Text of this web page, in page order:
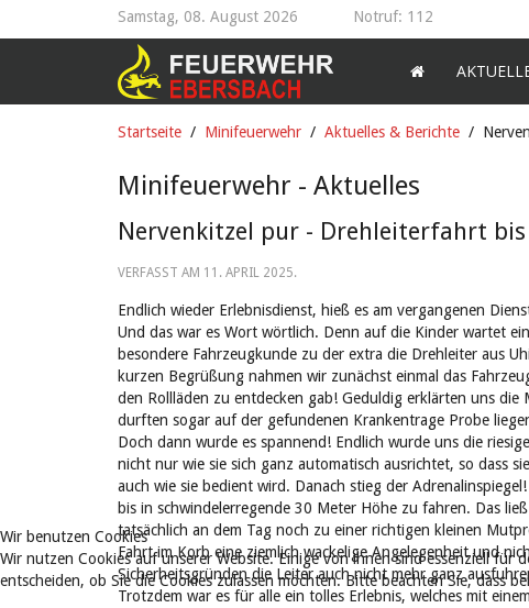
Samstag, 08. August 2026 Notruf: 112
Startseite Minifeuerwehr Aktuelles & Berichte
Minifeuerwehr - Aktuelles
Nervenkitzel pur - Drehleiterfahrt bis
VERFASST AM 11. APRIL 2025.
Endlich wieder Erlebnisdienst, hieß es am vergangenen
Und das war es Wort wörtlich. Denn auf die Kinder wartet
besondere Fahrzeugkunde zu der extra die Drehleiter aus
kurzen Begrüßung nahmen wir zunächst einmal das
den Rollläden zu entdecken gab! Geduldig erklärten uns
durften sogar auf der gefundenen Krankentrage Probe
Doch dann wurde es spannend! Endlich wurde uns die
nicht nur wie sie sich ganz automatisch ausrichtet, so dass
auch wie sie bedient wird. Danach stieg der
bis in schwindelerregende 30 Meter Höhe zu fahren. Das
tatsächlich an dem Tag noch zu einer richtigen kleinen
Fahrt im Korb eine ziemlich wackelige Angelegenheit und
Sicherheitsgründen die Leiter auch nicht mehr ganz
Trotzdem war es für alle ein tolles Erlebnis, welches mit
Wir benutzen Cookies
Wir nutzen Cookies auf unserer Website. Einige von ihnen sind essenziell
entscheiden, ob Sie die Cookies zulassen möchten. Bitte beachten Sie, dass